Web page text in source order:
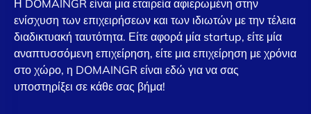
Η DOMAINGR είναι μια εταιρεία αφιερωμένη στην
ενίσχυση των επιχειρήσεων και των ιδιωτών με την τέλεια
διαδικτυακή ταυτότητα. Είτε αφορά μία startup, είτε μία
αναπτυσσόμενη επιχείρηση, είτε μια επιχείρηση με χρόνια
στο χώρο, η DOMAINGR είναι εδώ για να σας
υποστηρίξει σε κάθε σας βήμα!